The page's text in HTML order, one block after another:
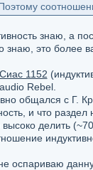
знаю, а
знаю, это более
Сиас 1152
Rebel.
общался с Г.
и что
высоко делить
оспариваю